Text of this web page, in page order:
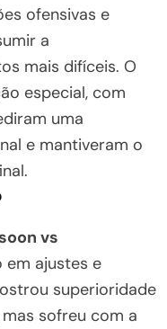
ofensivas e
a
mais difíceis. O
especial, com
uma
e mantiveram o
vs
ajustes e
superioridade
sofreu com a